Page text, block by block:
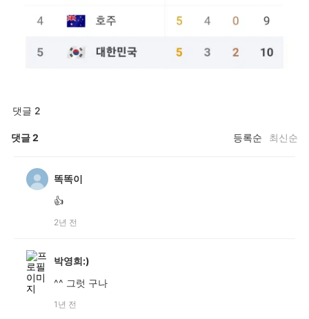
댓글 2
댓글2 등록순 최신순
똑똑이
👍
2년 전
박영희:)
^^ 그럿 구나
1년 전